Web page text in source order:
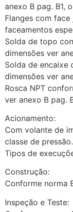
anexo B pag. B1,
Flanges com
faceamentos
Solda de topo
dimensões ver
Solda de encaixe
dimensões ver
Rosca NPT
ver anexo B pag.
Acionamento:
Com volante de
classe de pressão.
Tipos de
Construção:
Conforme norma
Inspeção e Teste: